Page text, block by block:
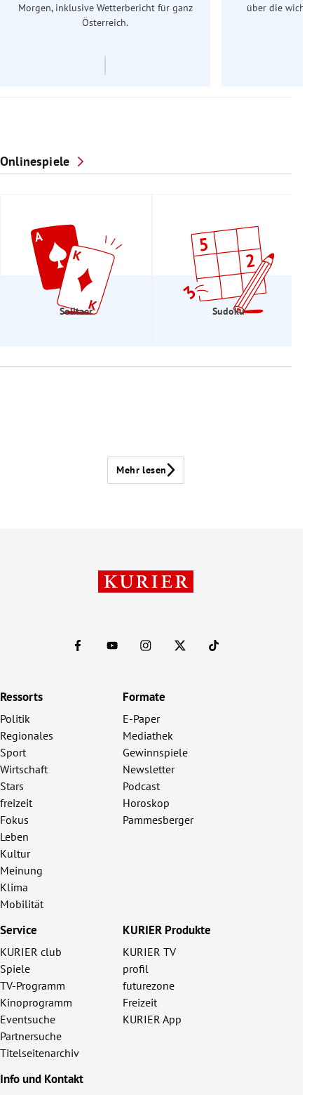
Morgen, inklusive Wetterbericht für ganz
Österreich.
über die
Onlinespiele
Solitaer Sudoku
Mehr lesen
Ressorts
Politik
Regionales
Sport
Wirtschaft
Stars
freizeit
Fokus
Leben
Kultur
Meinung
Klima
Mobilität
Formate
E-Paper
Mediathek
Gewinnspiele
Newsletter
Podcast
Horoskop
Pammesberger
Service
KURIER club
Spiele
TV-Programm
Kinoprogramm
Eventsuche
Partnersuche
Titelseitenarchiv
KURIER Produkte
KURIER TV
profil
futurezone
Freizeit
KURIER App
Info und Kontakt